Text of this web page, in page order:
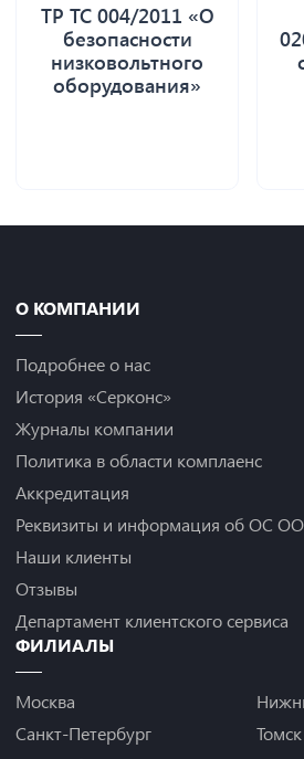
ТР ТС 004/2011 «О
безопасности
низковольтного
оборудования»
О КОМПАНИИ
Подробнее о нас
История «Серконс»
Журналы компании
Политика в области комплаенс
Аккредитация
Реквизиты и информация об ОС
Наши клиенты
Отзывы
Департамент клиентского сервиса
ФИЛИАЛЫ
Москва
Санкт-Петербург
Томск